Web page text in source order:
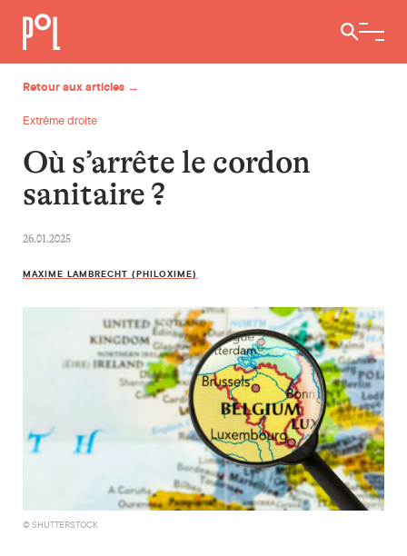
Ouvrir /
Retour aux articles →
Extrême droite
Où s’arrête le cordon
sanitaire ?
26.01.2025
MAXIME LAMBRECHT (PHILOXIME)
© SHUTTERSTOCK